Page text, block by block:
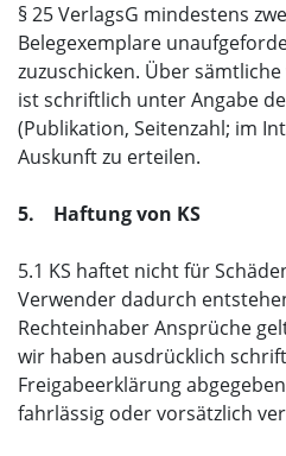
§ 25 VerlagsG mindestens
Belegexemplare
zuzuschicken. Über
ist schriftlich unter Angabe
(Publikation, Seitenzahl; im
Auskunft zu erteilen.
5. Haftung von KS
5.1 KS haftet nicht für
Verwender dadurch
Rechteinhaber Ansprüche
wir haben ausdrücklich
Freigabeerklärung
fahrlässig oder vorsätzlich